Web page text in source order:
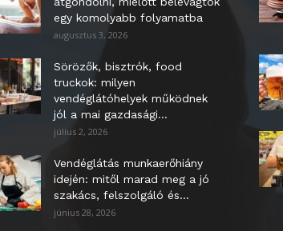
egy komolyabb folyamatba
augusztus 3, 2026
Sörözők, bisztrók, food
truckok: milyen
vendéglátóhelyek működnek
jól a mai gazdasági...
július 2, 2026
Vendéglátás munkaerőhiány
idején: mitől marad meg a jó
szakács, felszolgáló és...
június 28, 2026